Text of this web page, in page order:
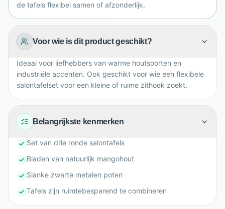
de tafels flexibel samen of afzonderlijk.
Voor wie is dit product geschikt?
Ideaal voor liefhebbers van warme houtsoorten en
industriële accenten. Ook geschikt voor wie een flexibele
salontafelset voor een kleine of ruime zithoek zoekt.
Belangrijkste kenmerken
Set van drie ronde salontafels
Bladen van natuurlijk mangohout
Slanke zwarte metalen poten
Tafels zijn ruimtebesparend te combineren